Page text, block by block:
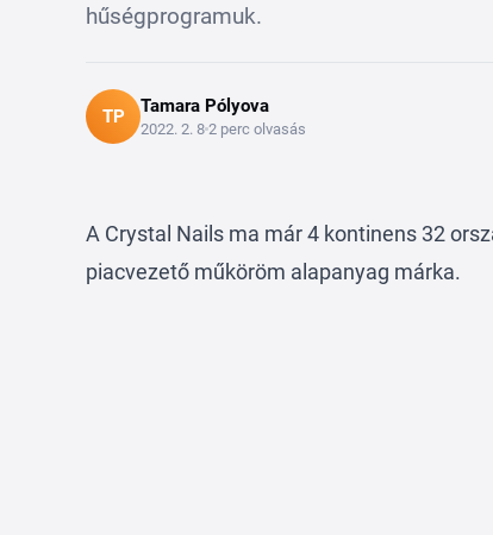
hűségprogramuk.
TP Tamara Pólyova
2022. 2. 8 2 perc olvasás
A Crystal Nails ma már 4 kontinens 32
piacvezető műköröm alapanyag márka.